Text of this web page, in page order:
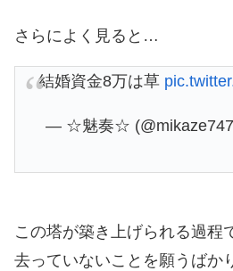
さらによく見ると…
結婚資金8万は草
— ☆魅奏☆
この塔が築き上げられる過程
去っていないことを願うばか